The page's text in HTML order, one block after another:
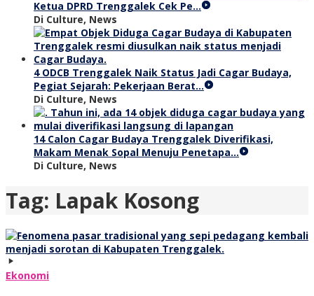
Ketua DPRD Trenggalek Cek Pe…
Di Culture, News
4 ODCB Trenggalek Naik Status Jadi Cagar Budaya,
Pegiat Sejarah: Pekerjaan Berat…
Di Culture, News
14 Calon Cagar Budaya Trenggalek Diverifikasi,
Makam Menak Sopal Menuju Penetapa…
Di Culture, News
Tag: Lapak Kosong
Ekonomi